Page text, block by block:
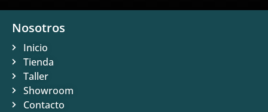
Nosotros
Inicio
Tienda
Taller
Showroom
Contacto